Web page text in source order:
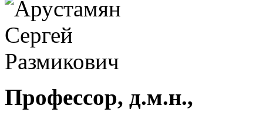
Профессор, д.м.н.,